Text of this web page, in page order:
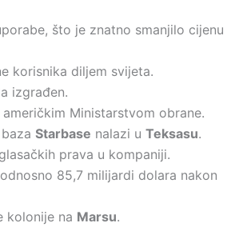
što je znatno smanjilo cijenu
korisnika diljem svijeta.
izgrađen.
američkim Ministarstvom obrane.
Starbase nalazi u Teksasu.
prava u kompaniji.
85,7 milijardi dolara nakon
kolonije na Marsu.